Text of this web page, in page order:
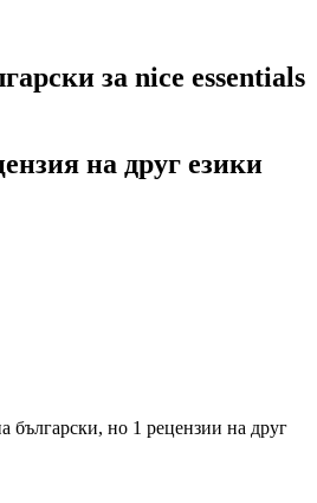
за nice essentials
на друг езики
български, но 1 рецензии на друг